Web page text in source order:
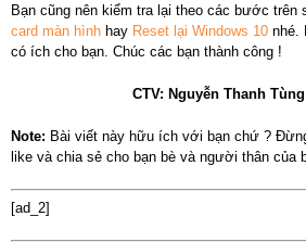
Bạn cũng nên kiểm tra lại theo các bước trên
card màn hình hay Reset lại Windows 10 nhé.
có ích cho bạn. Chúc các bạn thành công !
CTV: Nguyễn Thanh Tùng
Note: Bài viết này hữu ích với bạn chứ ?
like và chia sẻ cho bạn bè và người thân của
[ad_2]